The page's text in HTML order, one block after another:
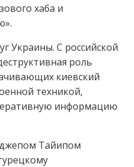
хаба и
Украины. С российской
роль
киевский
техникой,
информацию
Тайипом